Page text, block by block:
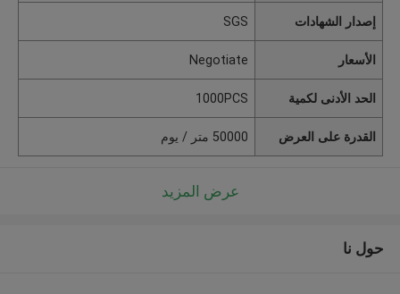
إصدار الشهادات SGS
الأسعار Negotiate
الحد الأدنى لكمية 1000PCS
القدرة على العرض 50000 متر / يوم
عرض المزيد
حول نا